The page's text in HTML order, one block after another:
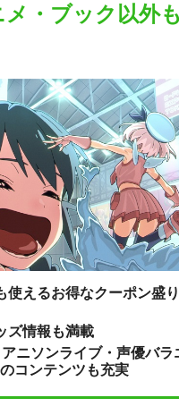
メ・ブック以外
使えるお得なクーポン盛
ズ情報も満載
ニソンライブ・声優バラ
コンテンツも充実